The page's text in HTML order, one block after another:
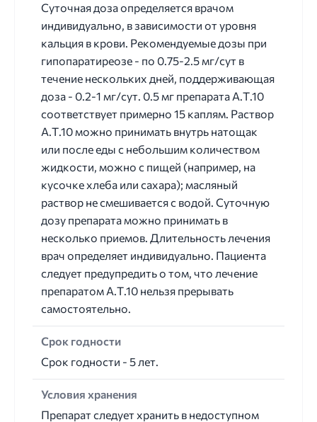
Суточная доза определяется врачом
индивидуально, в зависимости от уровня
кальция в крови. Рекомендуемые дозы при
гипопаратиреозе - по 0.75-2.5 мг/сут в
течение нескольких дней, поддерживающая
доза - 0.2-1 мг/сут. 0.5 мг препарата А.Т.10
соответствует примерно 15 каплям. Раствор
А.Т.10 можно принимать внутрь натощак
или после еды с небольшим количеством
жидкости, можно с пищей (например, на
кусочке хлеба или сахара); масляный
раствор не смешивается с водой. Суточную
дозу препарата можно принимать в
несколько приемов. Длительность лечения
врач определяет индивидуально. Пациента
следует предупредить о том, что лечение
препаратом А.Т.10 нельзя прерывать
самостоятельно.
Срок годности
Срок годности - 5 лет.
Условия хранения
Препарат следует хранить в недоступном